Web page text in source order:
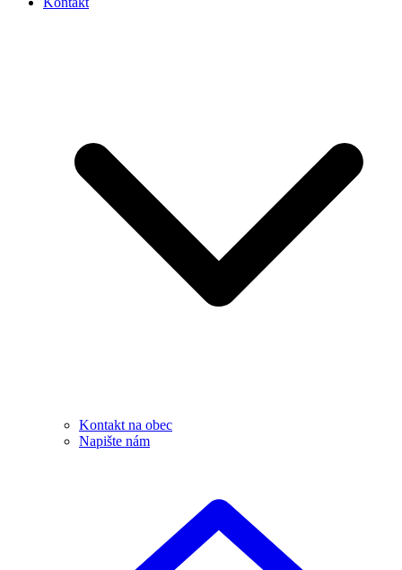
Kontakt na obec
Napište nám